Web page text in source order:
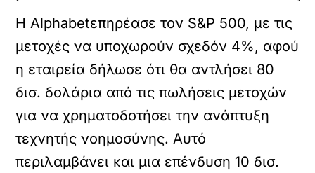
Η Alphabetεπηρέασε τον S&P 500, με τις
μετοχές να υποχωρούν σχεδόν 4%, αφού
η εταιρεία δήλωσε ότι θα αντλήσει 80
δισ. δολάρια από τις πωλήσεις μετοχών
για να χρηματοδοτήσει την ανάπτυξη
τεχνητής νοημοσύνης. Αυτό
περιλαμβάνει και μια επένδυση 10 δισ.